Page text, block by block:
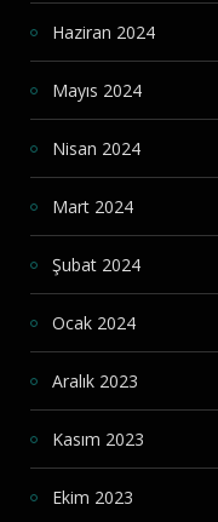
Haziran 2024
Mayıs 2024
Nisan 2024
Mart 2024
Şubat 2024
Ocak 2024
Aralık 2023
Kasım 2023
Ekim 2023